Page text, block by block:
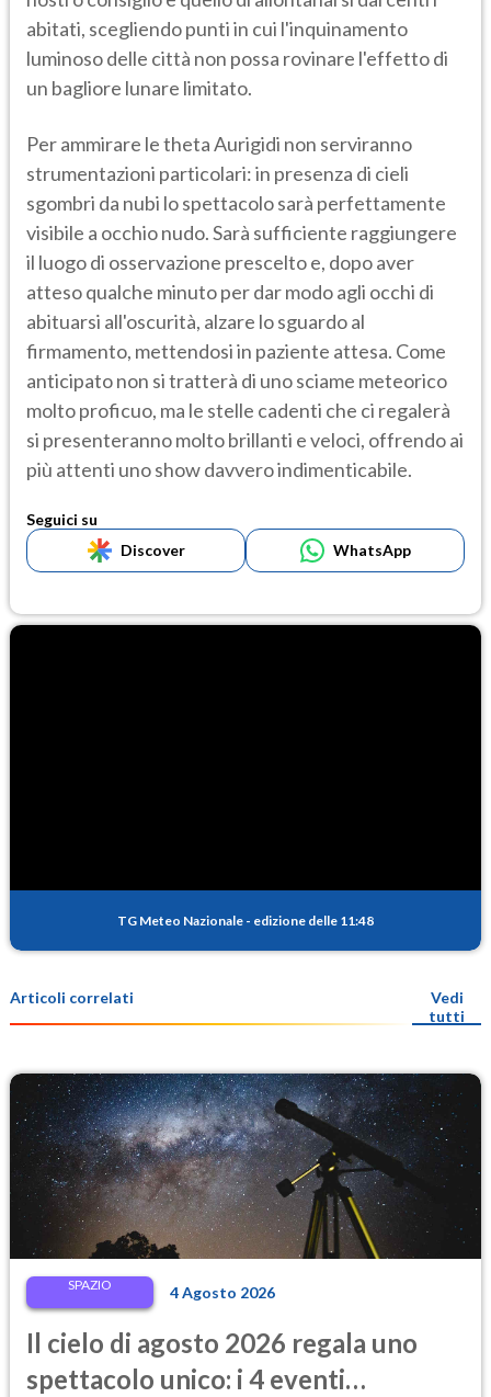
abitati, scegliendo punti in cui l'inquinamento
luminoso delle città non possa rovinare l'effetto di
un bagliore lunare limitato.
Per ammirare le theta Aurigidi non serviranno
strumentazioni particolari: in presenza di cieli
sgombri da nubi lo spettacolo sarà perfettamente
visibile a occhio nudo. Sarà sufficiente raggiungere
il luogo di osservazione prescelto e, dopo aver
atteso qualche minuto per dar modo agli occhi di
abituarsi all'oscurità, alzare lo sguardo al
firmamento, mettendosi in paziente attesa. Come
anticipato non si tratterà di uno sciame meteorico
molto proficuo, ma le stelle cadenti che ci regalerà
si presenteranno molto brillanti e veloci, offrendo ai
più attenti uno show davvero indimenticabile.
Seguici su
Discover
WhatsApp
TG Meteo Nazionale - edizione delle 11:48
Articoli correlati
Vedi
tutti
SPAZIO 4 Agosto 2026
Il cielo di agosto 2026 regala uno
spettacolo unico: i 4 eventi